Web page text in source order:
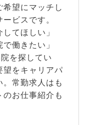
望にマッチし
ビスです。
てほしい」
働きたい」
を探してい
望をキャリアパ
常勤求人はも
お仕事紹介も